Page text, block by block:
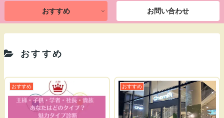
おすすめ お問い合わせ
おすすめ
おすすめ おすすめ